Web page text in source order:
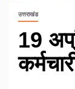
उत्तराखंड
19